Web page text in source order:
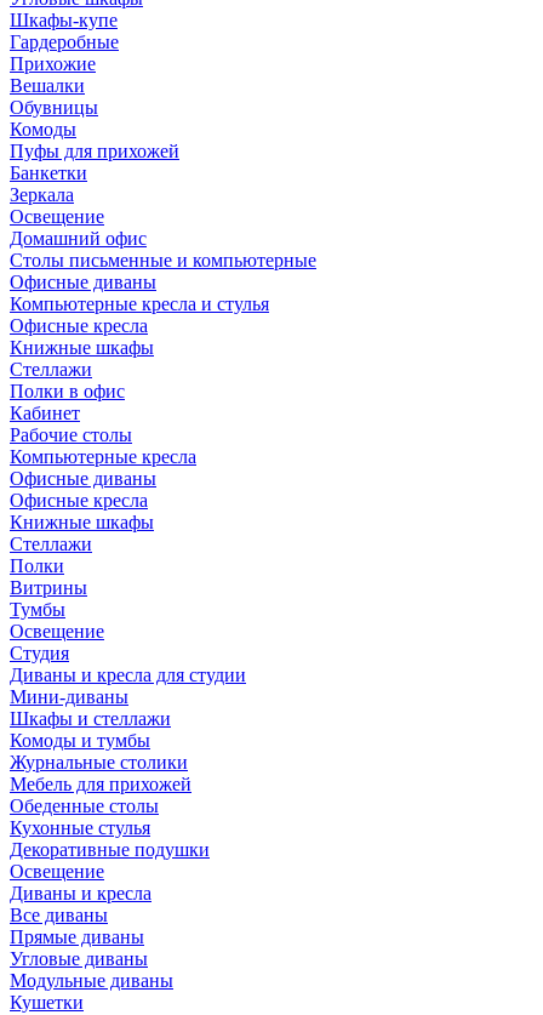
Шкафы-купе
Гардеробные
Прихожие
Вешалки
Обувницы
Комоды
Пуфы для прихожей
Банкетки
Зеркала
Освещение
Домашний офис
Столы письменные и компьютерные
Офисные диваны
Компьютерные кресла и стулья
Офисные кресла
Книжные шкафы
Стеллажи
Полки в офис
Кабинет
Рабочие столы
Компьютерные кресла
Офисные диваны
Офисные кресла
Книжные шкафы
Стеллажи
Полки
Витрины
Тумбы
Освещение
Студия
Диваны и кресла для студии
Мини-диваны
Шкафы и стеллажи
Комоды и тумбы
Журнальные столики
Мебель для прихожей
Обеденные столы
Кухонные стулья
Декоративные подушки
Освещение
Диваны и кресла
Все диваны
Прямые диваны
Угловые диваны
Модульные диваны
Кушетки